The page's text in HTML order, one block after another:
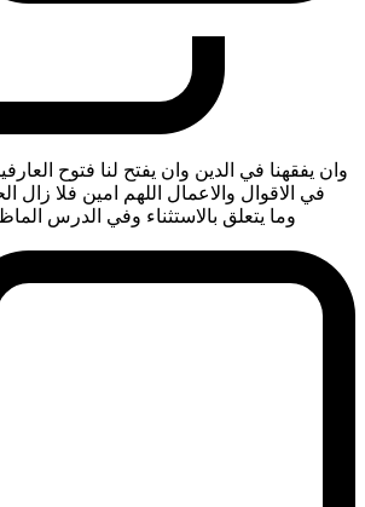
وان يفقهنا في الدين وان يفتح لنا فتوح
في الاقوال والاعمال اللهم امين فلا زال
وما يتعلق بالاستثناء وفي الدرس